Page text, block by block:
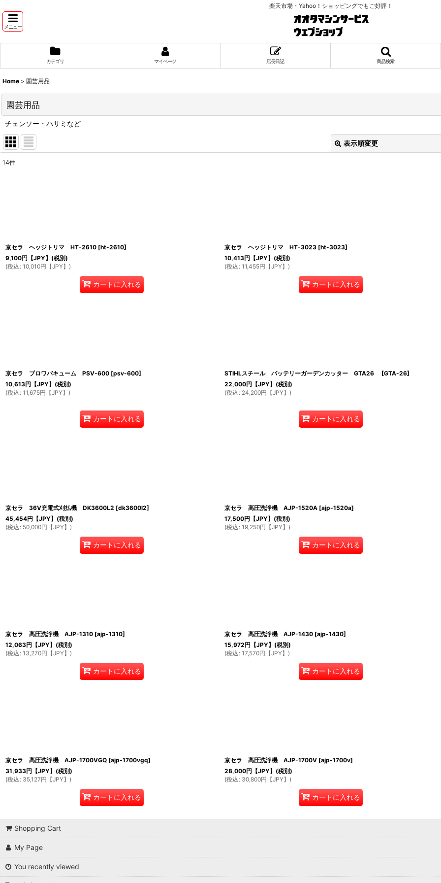
楽天市場・Yahoo！ショッピングでもご好評！
メニュー
カテゴリ マイページ 店長日記 商品検索
Home > 園芸用品
園芸用品
チェンソー・ハサミなど
表示順変更
絞り込む
14件
京セラ ヘッジトリマ HT-2610 [ht-2610]
9,100円【JPY】 (税別)
(税込 : 10,010円【JPY】 )
カートに入れる
京セラ ヘッジトリマ HT-3023 [ht-3023]
10,413円【JPY】 (税別)
(税込 : 11,455円【JPY】 )
カートに入れる
京セラ ブロワバキューム PSV-600 [psv-600]
10,613円【JPY】 (税別)
(税込 : 11,675円【JPY】 )
カートに入れる
STIHLスチール バッテリーガーデンカッター GTA26 [GTA-26]
22,000円【JPY】 (税別)
(税込 : 24,200円【JPY】 )
カートに入れる
京セラ 36V充電式刈払機 DK3600L2 [dk3600l2]
45,454円【JPY】 (税別)
(税込 : 50,000円【JPY】 )
カートに入れる
京セラ 高圧洗浄機 AJP-1520A [ajp-1520a]
17,500円【JPY】 (税別)
(税込 : 19,250円【JPY】 )
カートに入れる
京セラ 高圧洗浄機 AJP-1310 [ajp-1310]
12,063円【JPY】 (税別)
(税込 : 13,270円【JPY】 )
カートに入れる
京セラ 高圧洗浄機 AJP-1430 [ajp-1430]
15,972円【JPY】 (税別)
(税込 : 17,570円【JPY】 )
カートに入れる
京セラ 高圧洗浄機 AJP-1700VGQ [ajp-1700vgq]
31,933円【JPY】 (税別)
(税込 : 35,127円【JPY】 )
カートに入れる
京セラ 高圧洗浄機 AJP-1700V [ajp-1700v]
28,000円【JPY】 (税別)
(税込 : 30,800円【JPY】 )
カートに入れる
Shopping Cart
My Page
You recently viewed